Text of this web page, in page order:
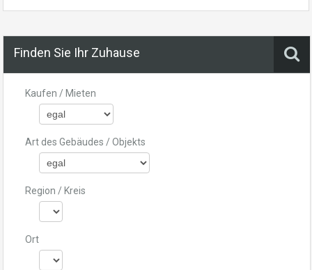
Finden Sie Ihr Zuhause
Kaufen / Mieten
Art des Gebäudes / Objekts
Region / Kreis
Ort